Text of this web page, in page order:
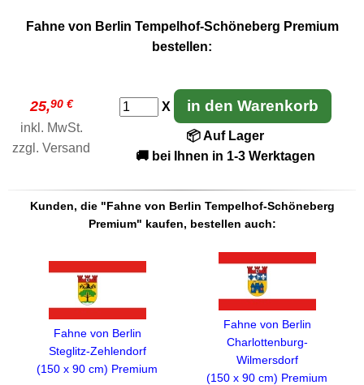
Fahne von Berlin Tempelhof-Schöneberg Premium
bestellen:
25,90 €
inkl. MwSt.
zzgl. Versand
X in den Warenkorb
📦 Auf Lager
🚚 bei Ihnen in 1-3 Werktagen
Kunden, die "Fahne von Berlin Tempelhof-Schöneberg
Premium" kaufen, bestellen auch:
Fahne von Berlin
Steglitz-Zehlendorf
(150 x 90 cm) Premium
Fahne von Berlin
Charlottenburg-
Wilmersdorf
(150 x 90 cm) Premium